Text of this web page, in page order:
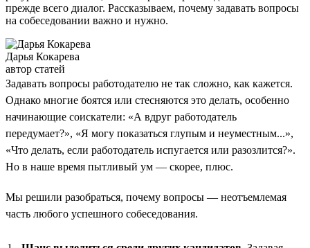
прежде всего диалог. Рассказываем, почему задавать вопросы
на собеседовании важно и нужно.
Дарья Кокарева
автор статей
Задавать вопросы работодателю не так сложно, как кажется.
Однако многие боятся или стесняются это делать, особенно
начинающие соискатели: «А вдруг работодатель
передумает?», «Я могу показаться глупым и неуместным...»,
«Что делать, если работодатель испугается или разозлится?».
Но в наше время пытливый ум — скорее, плюс.
Мы решили разобраться, почему вопросы — неотъемлемая
часть любого успешного собеседования.